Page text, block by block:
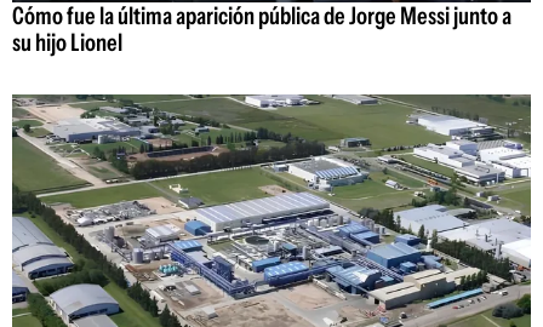
Cómo fue la última aparición pública de Jorge Messi junto a
su hijo Lionel